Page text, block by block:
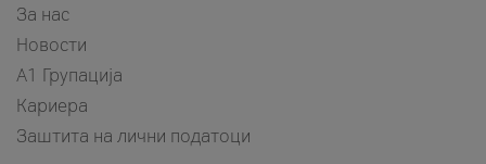
За нас
Новости
А1 Групација
Кариера
Заштита на лични податоци